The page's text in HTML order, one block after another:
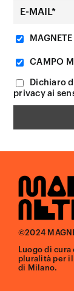
MAGNETE
CAMPO
Dichiaro
privacy ai
©2024
Luogo di
pluralità per
di Milano.